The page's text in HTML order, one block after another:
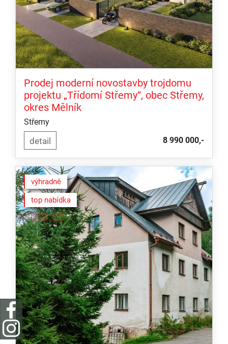
Prodej moderní novostavby trojdomu
projektu „Třídomí Střemy“, obec Střemy,
okres Mělník
Střemy
8 990 000,-
výhradně
top nabídka